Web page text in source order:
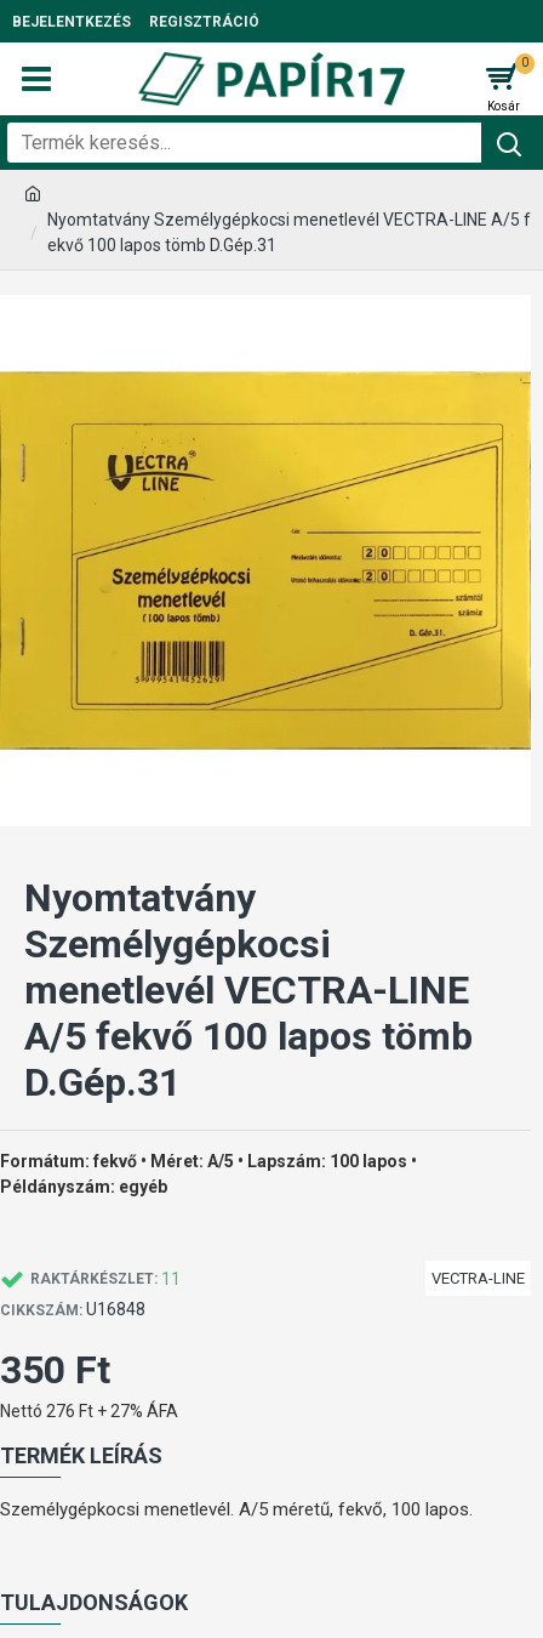
BEJELENTKEZÉS REGISZTRÁCIÓ
0
Nyomtatvány Személygépkocsi menetlevél VECTRA-LINE A/5 f
ekvő 100 lapos tömb D.Gép.31
Nyomtatvány
Személygépkocsi
menetlevél VECTRA-LINE
A/5 fekvő 100 lapos tömb
D.Gép.31
Formátum: fekvő • Méret: A/5 • Lapszám: 100 lapos •
Példányszám: egyéb
RAKTÁRKÉSZLET: 11
CIKKSZÁM: U16848
VECTRA-LINE
350 Ft
Nettó 276 Ft + 27% ÁFA
TERMÉK LEÍRÁS
Személygépkocsi menetlevél. A/5 méretű, fekvő, 100 lapos.
TULAJDONSÁGOK